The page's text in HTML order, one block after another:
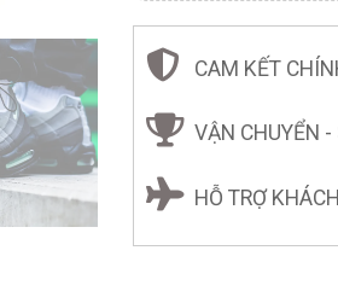
CAM KẾT
VẬN CHUYỂN
HỖ TRỢ